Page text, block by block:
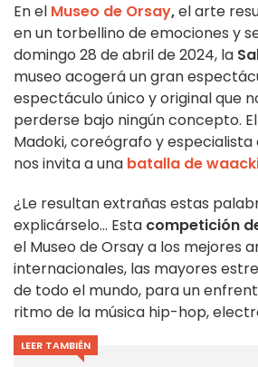
En el Museo de Orsay,el arte
en un torbellino de emociones y
domingo 28 de abril de 2024, la
museo acogerá un gran
espectáculo único y original que
perderse bajo ningún concepto.
Madoki, coreógrafo y especialista
nos invita a una batalla de
¿Le resultan extrañas estas
explicárselo... Esta competición
el Museo de Orsay a los mejores
internacionales, las mayores
de todo el mundo, para un
ritmo de la música hip-hop,
LEER TAMBIÉN